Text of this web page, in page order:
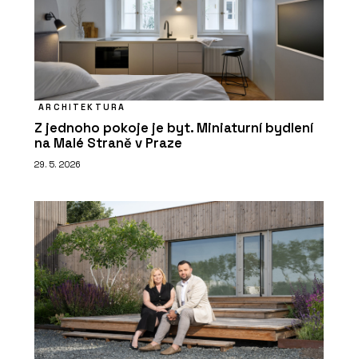
ARCHITEKTURA
Z jednoho pokoje je byt. Miniaturní bydlení
na Malé Straně v Praze
29. 5. 2026